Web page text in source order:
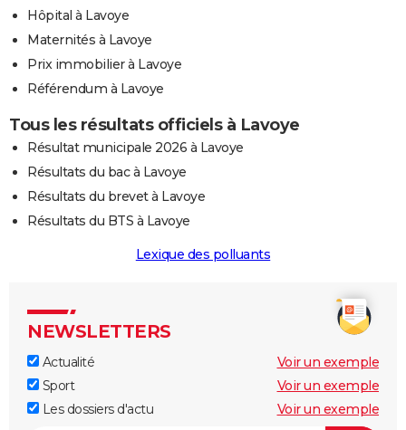
Hôpital à Lavoye
Maternités à Lavoye
Prix immobilier à Lavoye
Référendum à Lavoye
Tous les résultats officiels à Lavoye
Résultat municipale 2026 à Lavoye
Résultats du bac à Lavoye
Résultats du brevet à Lavoye
Résultats du BTS à Lavoye
Lexique des polluants
NEWSLETTERS
Actualité
Voir un exemple
Sport
Voir un exemple
Les dossiers d'actu
Voir un exemple